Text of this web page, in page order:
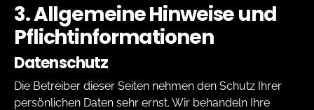
3. Allgemeine Hinweise und
Pflicht­informationen
Datenschutz
Die Betreiber dieser Seiten nehmen den Schutz Ihrer
persönlichen Daten sehr ernst. Wir behandeln Ihre